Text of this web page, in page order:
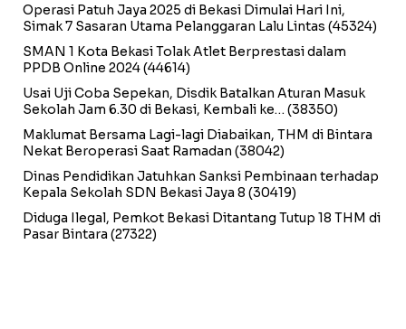
Operasi Patuh Jaya 2025 di Bekasi Dimulai Hari Ini,
Simak 7 Sasaran Utama Pelanggaran Lalu Lintas (45324)
SMAN 1 Kota Bekasi Tolak Atlet Berprestasi dalam
PPDB Online 2024(44614)
Usai Uji Coba Sepekan, Disdik Batalkan Aturan Masuk
Sekolah Jam 6.30 di Bekasi, Kembali ke… (38350)
Maklumat Bersama Lagi-lagi Diabaikan, THM di Bintara
Nekat Beroperasi Saat Ramadan (38042)
Dinas Pendidikan Jatuhkan Sanksi Pembinaan terhadap
Kepala Sekolah SDN Bekasi Jaya 8 (30419)
Diduga Ilegal, Pemkot Bekasi Ditantang Tutup 18 THM di
Pasar Bintara (27322)